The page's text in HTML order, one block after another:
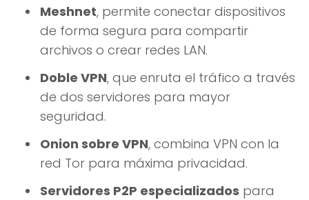
Meshnet, permite conectar dispositivos
de forma segura para compartir
archivos o crear redes LAN.
Doble VPN, que enruta el tráfico a través
de dos servidores para mayor
seguridad.
Onion sobre VPN, combina VPN con la
red Tor para máxima privacidad.
Servidores P2P especializados para